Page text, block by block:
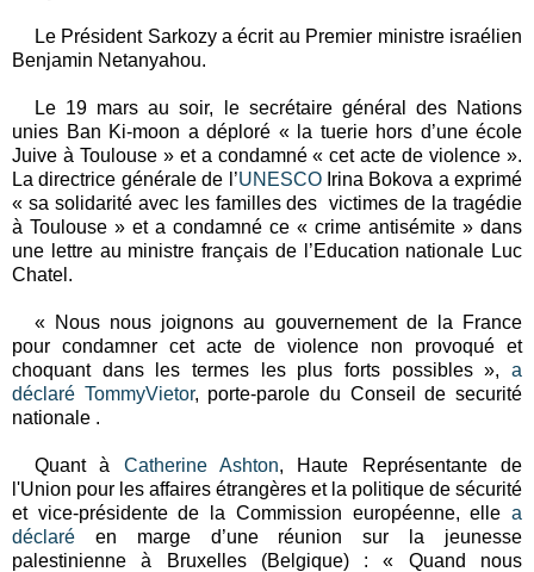
Le Président Sarkozy a écrit au Premier ministre israélien
Benjamin Netanyahou.
Le 19 mars au soir, le secrétaire général des Nations
unies Ban Ki-moon a déploré « la tuerie hors d’une école
Juive à Toulouse » et a condamné « cet acte de violence ».
La directrice générale de l’UNESCOIrina Bokova a exprimé
« sa solidarité avec les familles des
victimes de la tragédie
à Toulouse » et a condamné ce « crime antisémite » dans
une lettre au ministre français de l’Education nationale Luc
Chatel.
« Nous nous joignons au gouvernement de la France
pour condamner cet acte de violence non provoqué et
choquant dans les termes les plus forts possibles », a
déclaré TommyVietor, porte-parole du Conseil de securité
nationale .
Quant à Catherine Ashton, Haute Représentante de
l'Union pour les affaires étrangères et la politique de sécurité
et vice-présidente de la Commission européenne, ellea
déclaré
en marge d’une réunion sur la jeunesse
palestinienne à Bruxelles (Belgique) : « Quand nous